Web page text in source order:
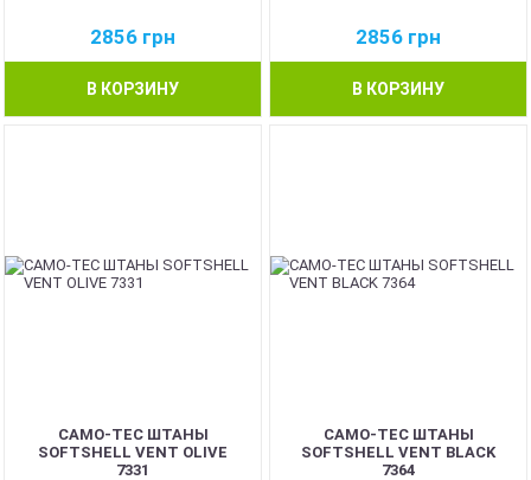
2856 грн
В КОРЗИНУ
2856 грн
В КОРЗИНУ
CAMO-TEC ШТАНЫ
SOFTSHELL VENT OLIVE
7331
CAMO-TEC ШТАНЫ
SOFTSHELL VENT BLACK
7364